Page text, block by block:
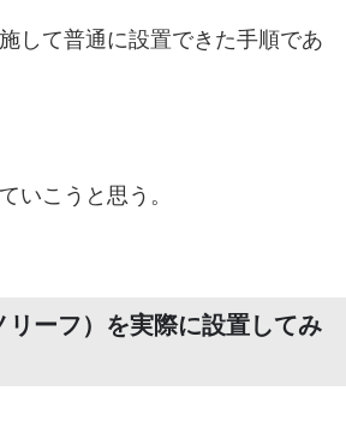
して普通に設置できた手順であ
いこうと思う。
ーフ）を実際に設置してみ